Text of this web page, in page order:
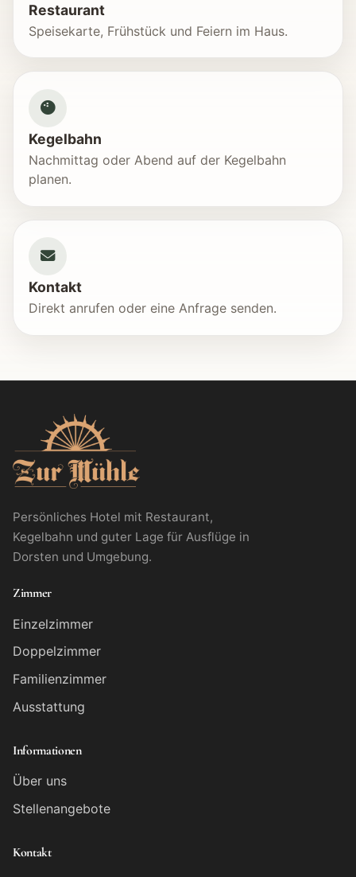
Restaurant
Speisekarte, Frühstück und Feiern im Haus.
Kegelbahn
Nachmittag oder Abend auf der Kegelbahn
planen.
Kontakt
Direkt anrufen oder eine Anfrage senden.
Persönliches Hotel mit Restaurant,
Kegelbahn und guter Lage für Ausflüge in
Dorsten und Umgebung.
Zimmer
Einzelzimmer
Doppelzimmer
Familienzimmer
Ausstattung
Informationen
Über uns
Stellenangebote
Kontakt